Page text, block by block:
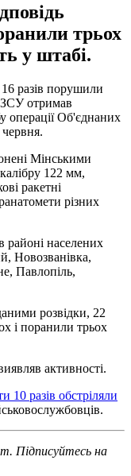
трьох
у штабі.
16 разів порушили
отримав
операції Об'єднаних
Мінськими
122 мм,
ракетні
різних
районі населених
Новозванівка,
Павлопіль,
розвідки, 22
і поранили трьох
активності.
10 разів обстріляли
Підписуйтесь на